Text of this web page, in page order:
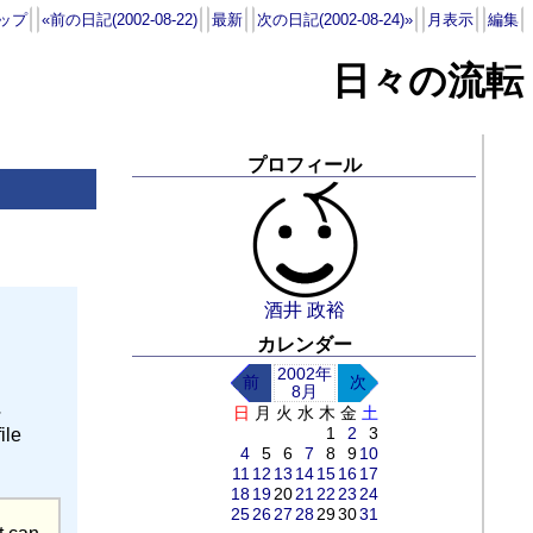
プ «前の日記(2002-08-22) 最新 次の日記(2002-08-24)» 月表示 編集
日々の流転
プロフィール
酒井 政裕
カレンダー
前
2002年
8月
次
日 月 火 水 木 金 土
1
2
3
4
5 6 7 8 9 10
11 12 13 14 15 16 17
18 19 20 21 22 23 24
25 26 27 28 293031